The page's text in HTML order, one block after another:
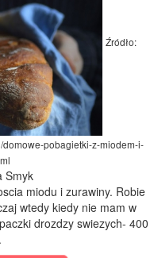
Źródło:
pobagietki-z-miodem-i-
Smyk
miodu i zurawiny. Robie
wtedy kiedy nie mam w
drozdzy swiezych- 400